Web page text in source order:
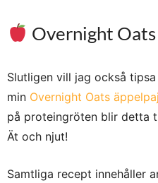
Overnight Oats
Slutligen vill jag också
min Overnight Oats äppelpaj
på proteingröten blir detta
Ät och njut!
Samtliga recept innehåller